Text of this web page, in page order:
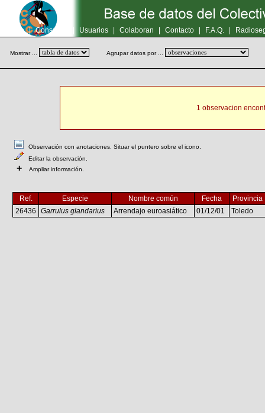
Inicio | Consultas Usuarios Colaboran Contacto F.A.Q.
Mostrar ... Agrupar datos por ...
1 observacion
Observación con anotaciones. Situar el puntero sobre el icono.
Editar la observación.
+ Ampliar información.
Ref. Especie Nombre común Fecha
Provincia
26436
Garrulus glandarius Arrendajo euroasiático 01/12/01 Toledo